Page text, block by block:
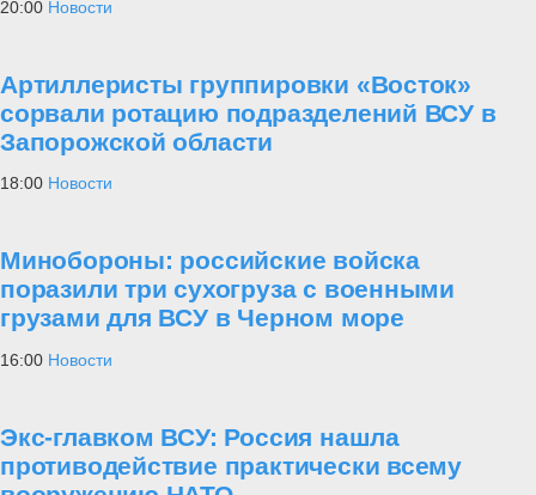
20:00 Новости
Артиллеристы группировки «Восток»
сорвали ротацию подразделений ВСУ в
Запорожской области
18:00 Новости
Минобороны: российские войска
поразили три сухогруза с военными
грузами для ВСУ в Черном море
16:00 Новости
Экс-главком ВСУ: Россия нашла
противодействие практически всему